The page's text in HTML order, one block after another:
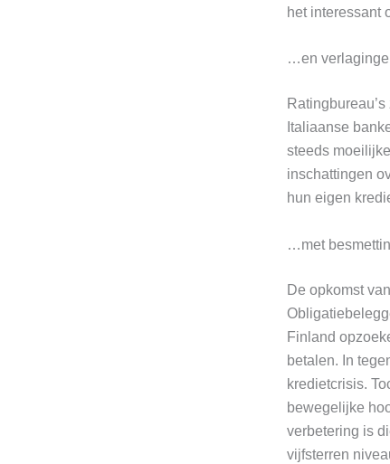
het interessant
…en
Italiaanse
steeds
inschattingen
hun eigen
…met
De opkomst
Finland
betalen. In
kredietcrisis.
bewegelijke
verbetering is
vijfsterren